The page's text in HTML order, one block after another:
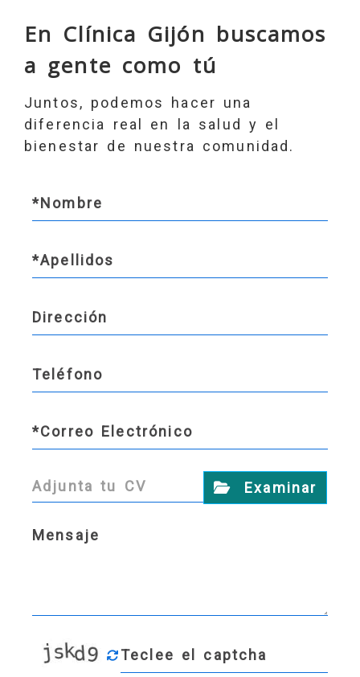
En Clínica Gijón buscamos
a gente como tú
Juntos, podemos hacer una
diferencia real en la salud y el
bienestar de nuestra comunidad.
Adjunta tu CV Examinar